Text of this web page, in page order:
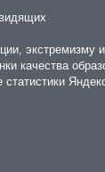
экстремизму
качества